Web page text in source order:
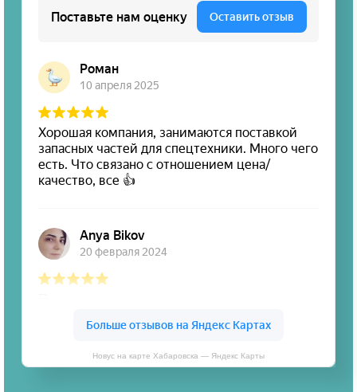
Новус на карте Хабаровска — Яндекс Карты